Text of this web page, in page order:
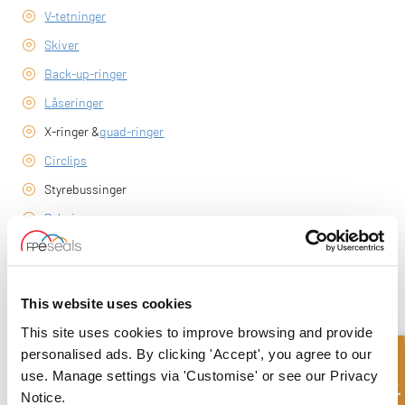
This website uses cookies
This site uses cookies to improve browsing and provide
personalised ads. By clicking 'Accept', you agree to our
use. Manage settings via 'Customise' or see our Privacy
Notice.
V-tetninger
Skiver
Back-up-ringer
Låseringer
X-ringer &quad-ringer
Circlips
Styrebussinger
Pakninger
Lim og tetningsmidler
MAXI Agri Kit